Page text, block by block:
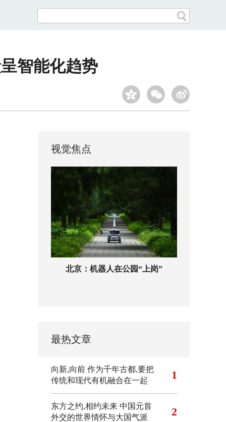
智能化趋势
视觉焦点
北京：机器人在公园“上岗”
最热文章
向新,向前 作为千年古都,要把
传统和现代有机融合在一起
1
东方之约,相约未来 中国元首
外交的世界情怀与大国气派
2